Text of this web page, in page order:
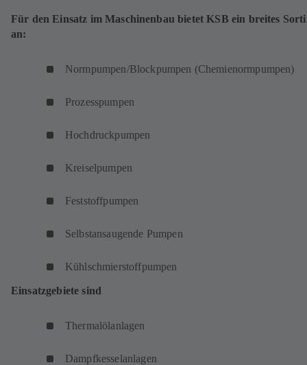
Für den Einsatz im Maschinenbau bietet KSB ein breites
an:
Normpumpen/Blockpumpen (Chemienormpumpen)
Prozesspumpen
Hochdruckpumpen
Kreiselpumpen
Feststoffpumpen
Selbstansaugende Pumpen
Kühlschmierstoffpumpen
Einsatzgebiete sind
Thermalölanlagen
Dampfkesselanlagen